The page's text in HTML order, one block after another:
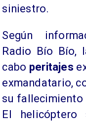
siniestro.
​Según
Radio Bío Bío,
cabo peritajes
exmandatario,
su fallecimiento
El